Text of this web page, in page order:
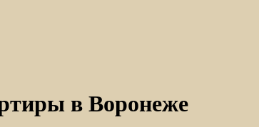
в Воронеже